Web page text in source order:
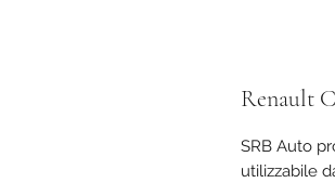
Renault
SRB Auto
utilizzabile